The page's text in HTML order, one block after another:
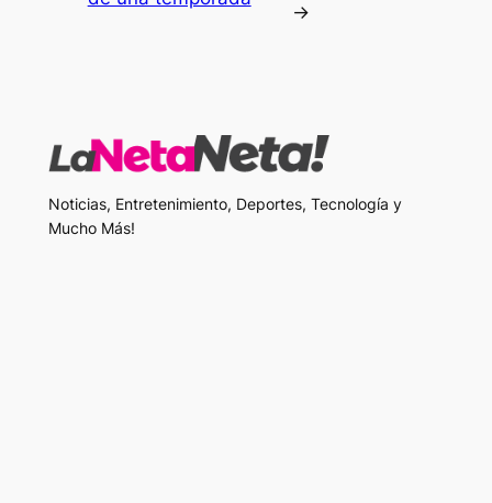
→
Noticias, Entretenimiento, Deportes, Tecnología y
Mucho Más!